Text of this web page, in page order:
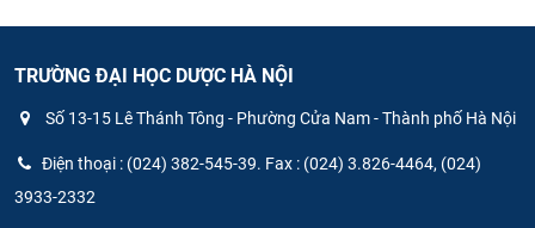
TRƯỜNG ĐẠI HỌC DƯỢC HÀ NỘI
Số 13-15 Lê Thánh Tông - Phường Cửa Nam - Thành phố Hà Nội
Điện thoại : (024) 382-545-39. Fax : (024) 3.826-4464, (024)
3933-2332